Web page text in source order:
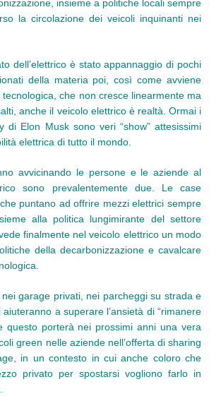
insieme a politiche locali sempre
la circolazione dei veicoli inquinanti nei
dell’elettrico è stato appannaggio di pochi
della materia poi, così come avviene
tecnologica, che non cresce linearmente ma
anche il veicolo elettrico è realtà. Ormai i
di Elon Musk sono veri “show” attesissimi
elettrica di tutto il mondo.
avvicinando le persone e le aziende al
sono prevalentemente due. Le case
puntano ad offrire mezzi elettrici sempre
alla politica lungimirante del settore
finalmente nel veicolo elettrico un modo
della decarbonizzazione e cavalcare
garage privati, nei parcheggi su strada e
a superare l’ansietà di “rimanere
questo porterà nei prossimi anni una vera
green nelle aziende nell’offerta di sharing
in un contesto in cui anche coloro che
privato per spostarsi vogliono farlo in